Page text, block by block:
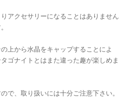
アクセサリーになることはありません
上から水晶をキャップすることによ
ゴナイトとはまた違った趣が楽しめま
で、取り扱いには十分ご注意下さい。